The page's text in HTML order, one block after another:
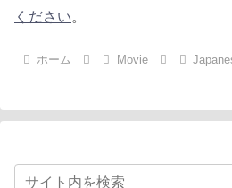
ください。
ホーム Movie